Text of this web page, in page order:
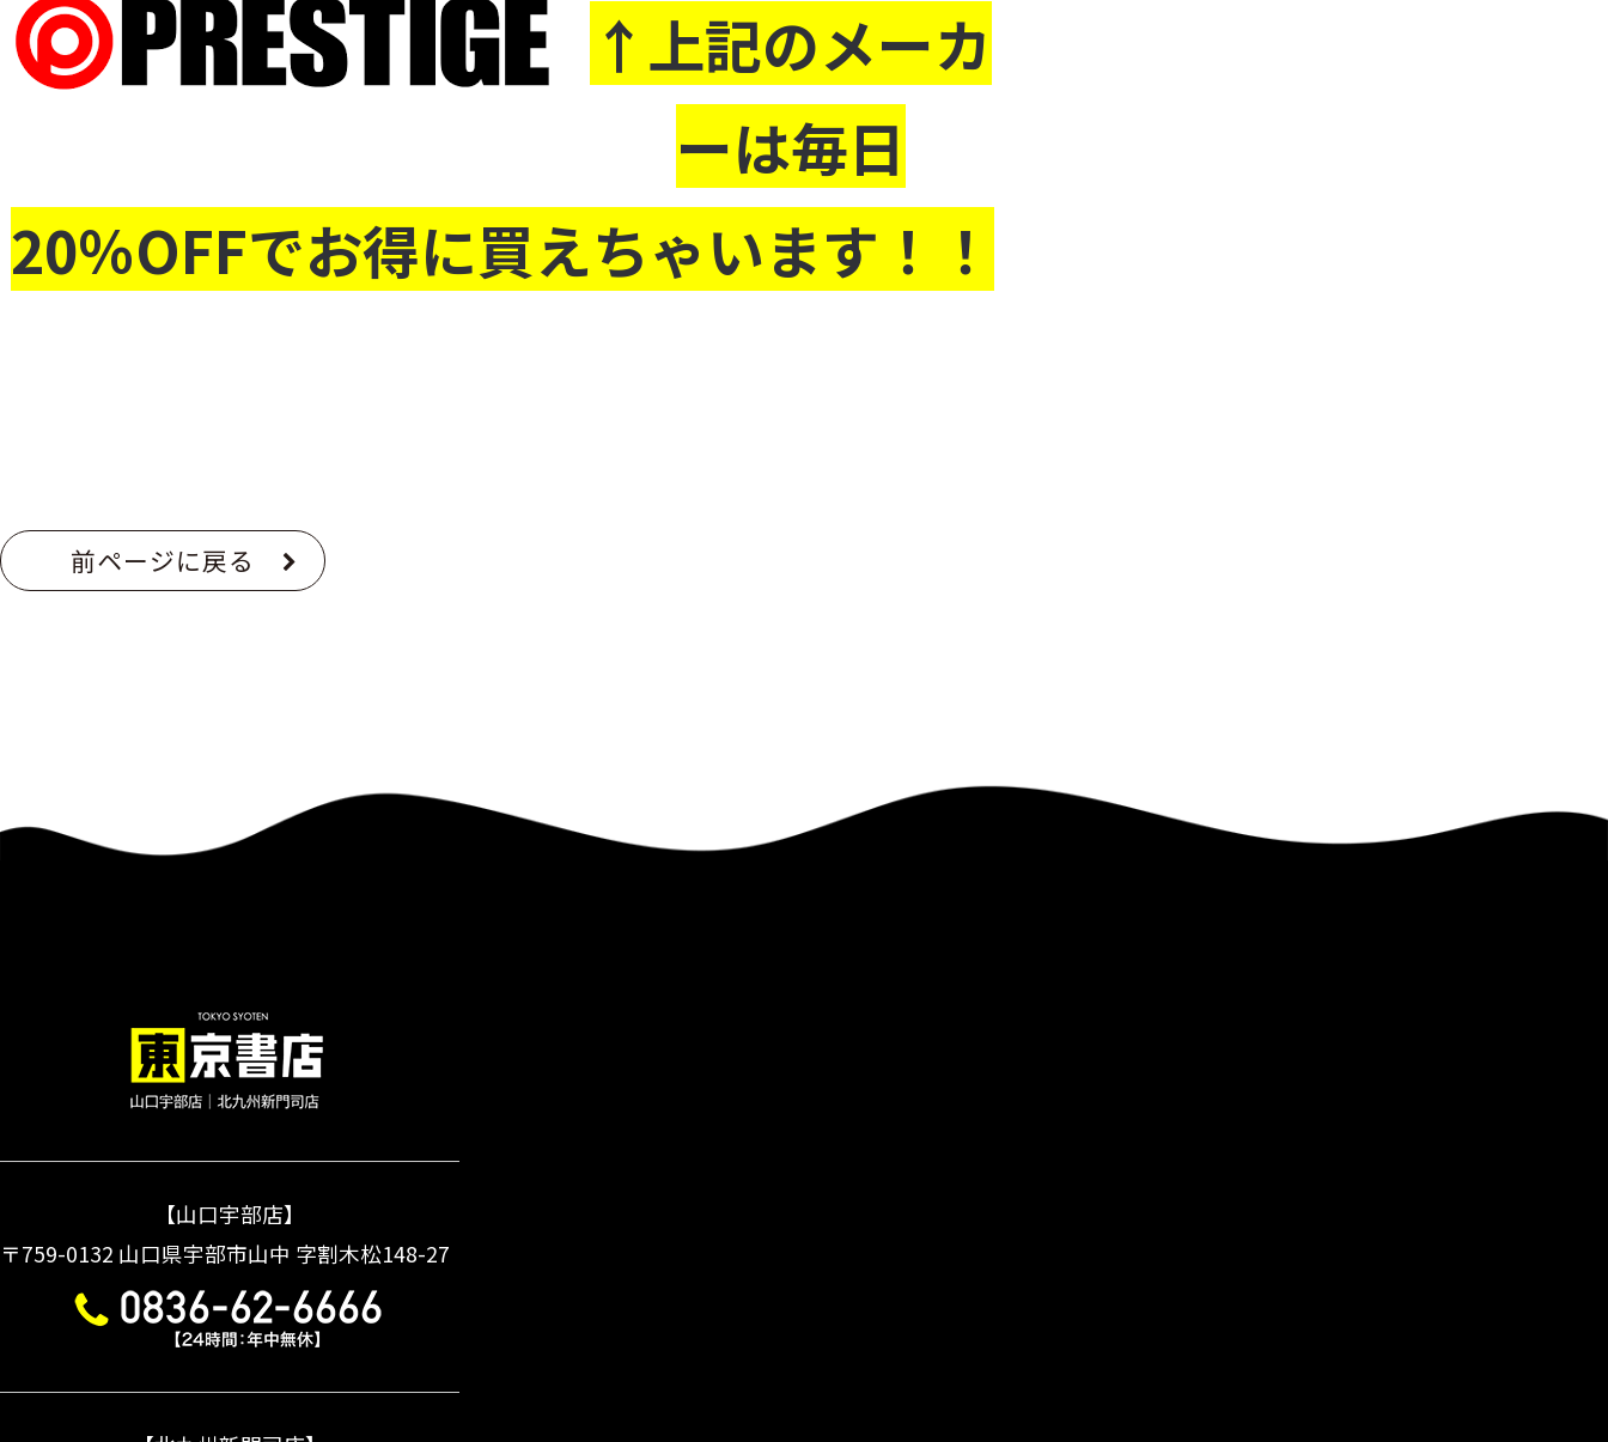
↑上記のメーカ
ーは毎日
20％OFFでお得に買えちゃいます！！
前ページに戻る
【山口宇部店】
〒759-0132 山口県宇部市山中 字割木松148-27